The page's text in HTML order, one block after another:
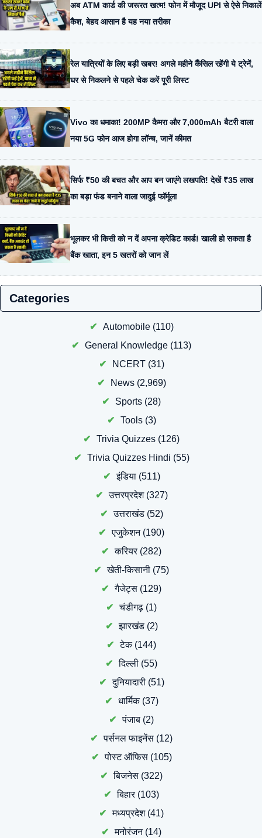
अब ATM कार्ड की जरूरत खत्म! फोन में मौजूद UPI से ऐसे निकालें
कैश, बेहद आसान है यह नया तरीका
रेल यात्रियों के लिए बड़ी खबर! अगले महीने कैंसिल रहेंगी ये ट्रेनें,
घर से निकलने से पहले चेक करें पूरी लिस्ट
Vivo का धमाका! 200MP कैमरा और 7,000mAh बैटरी वाला
नया 5G फोन आज होगा लॉन्च, जानें कीमत
सिर्फ ₹50 की बचत और आप बन जाएंगे लखपति! देखें ₹35 लाख
का बड़ा फंड बनाने वाला जादुई फॉर्मूला
भूलकर भी किसी को न दें अपना क्रेडिट कार्ड! खाली हो सकता है
बैंक खाता, इन 5 खतरों को जान लें
Categories
Automobile(110)
General Knowledge (113)
NCERT(31)
News(2,969)
Sports (28)
Tools(3)
Trivia Quizzes (126)
Trivia Quizzes Hindi (55)
इंडिया(511)
उत्तरप्रदेश(327)
उत्तराखंड(52)
एजुकेशन(190)
करियर(282)
खेती-किसानी (75)
गैजेट्स (129)
चंडीगढ़ (1)
झारखंड(2)
टेक(144)
दिल्ली (55)
दुनियादारी(51)
धार्मिक(37)
पंजाब (2)
पर्सनल फाइनेंस (12)
पोस्ट ऑफिस(105)
बिजनेस (322)
बिहार(103)
मध्यप्रदेश(41)
मनोरंजन(14)